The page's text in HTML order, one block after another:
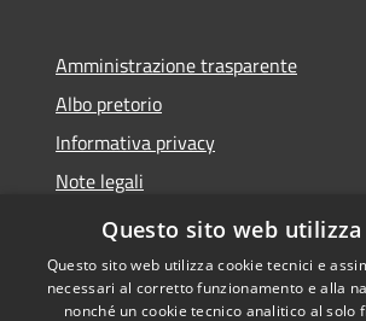
Amministrazione trasparente
Albo pretorio
Informativa privacy
Note legali
Dichiarazione di accessibilità
Questo sito web
Questo sito web utilizza cookie tecnici e
necessari al corretto funzionamento e alla
nonché un cookie tecnico analitico al solo